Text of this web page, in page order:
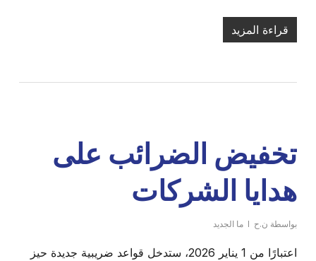
قراءة المزيد
تخفيض الضرائب على
هدايا الشركات
بواسطة ن.ح ما الجديد
اعتبارًا من 1 يناير 2026، ستدخل قواعد ضريبية جديدة حيز